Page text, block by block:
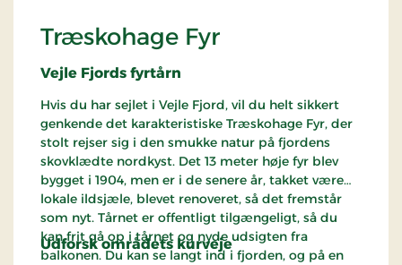
Træskohage Fyr
Vejle Fjords fyrtårn
Hvis du har sejlet i Vejle Fjord, vil du helt sikkert
genkende det karakteristiske Træskohage Fyr, der
stolt rejser sig i den smukke natur på fjordens
skovklædte nordkyst. Det 13 meter høje fyr blev
bygget i 1904, men er i de senere år, takket være
lokale ildsjæle, blevet renoveret, så det fremstår
som nyt. Tårnet er offentligt tilgængeligt, så du
kan frit gå op i tårnet og nyde udsigten fra
balkonen. Du kan se langt ind i fjorden, og på en
Udforsk områdets kurveje